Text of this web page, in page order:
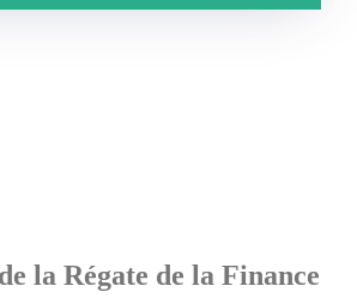
la Régate de la Finance